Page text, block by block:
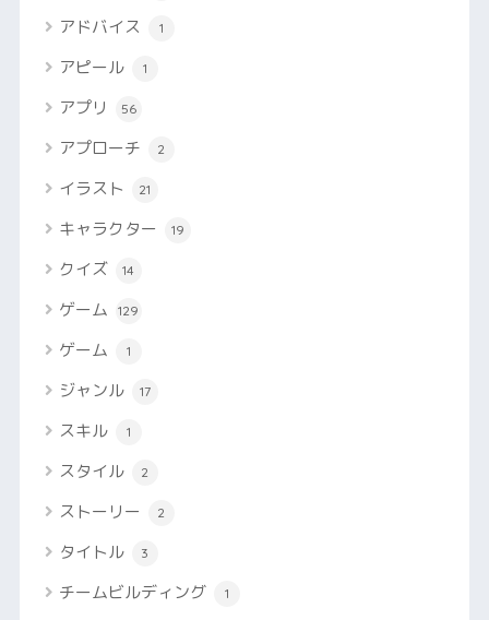
アドバイス 1
アピール 1
アプリ 56
アプローチ 2
イラスト 21
キャラクター 19
クイズ 14
ゲーム 129
ゲーム 1
ジャンル 17
スキル 1
スタイル 2
ストーリー 2
タイトル 3
チームビルディング 1